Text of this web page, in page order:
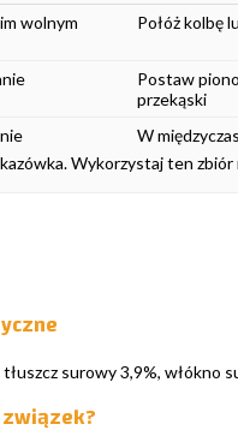
wolnym
Połóż kolbę
Postaw
przekąski
W
Wykorzystaj ten
tłuszcz surowy 3,9%,